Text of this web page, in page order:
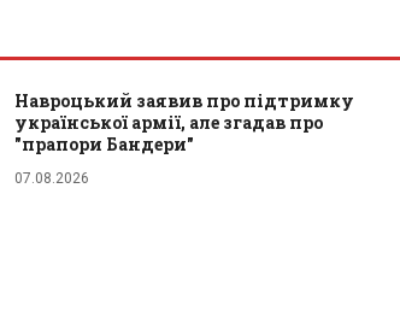
Навроцький заявив про підтримку
української армії, але згадав про
"прапори Бандери"
07.08.2026